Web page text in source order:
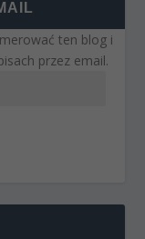
ten blog i
przez email.